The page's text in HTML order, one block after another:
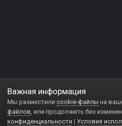
Важная информация
Мы разместили cookie-файлы на
файлов, или продолжить без
конфиденциальности | Условия